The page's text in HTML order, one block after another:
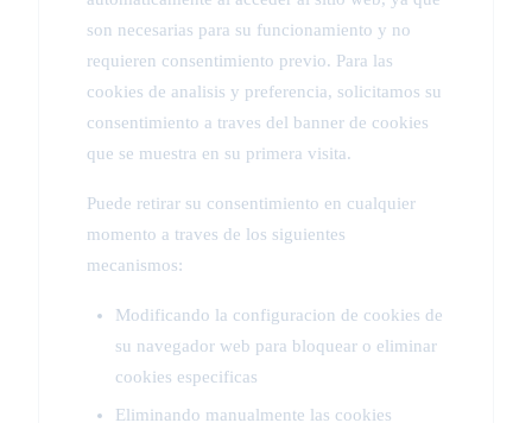
son necesarias para su funcionamiento y no
requieren consentimiento previo. Para las
cookies de analisis y preferencia, solicitamos su
consentimiento a traves del banner de cookies
que se muestra en su primera visita.
Puede retirar su consentimiento en cualquier
momento a traves de los siguientes
mecanismos:
Modificando la configuracion de cookies de
su navegador web para bloquear o eliminar
cookies especificas
Eliminando manualmente las cookies